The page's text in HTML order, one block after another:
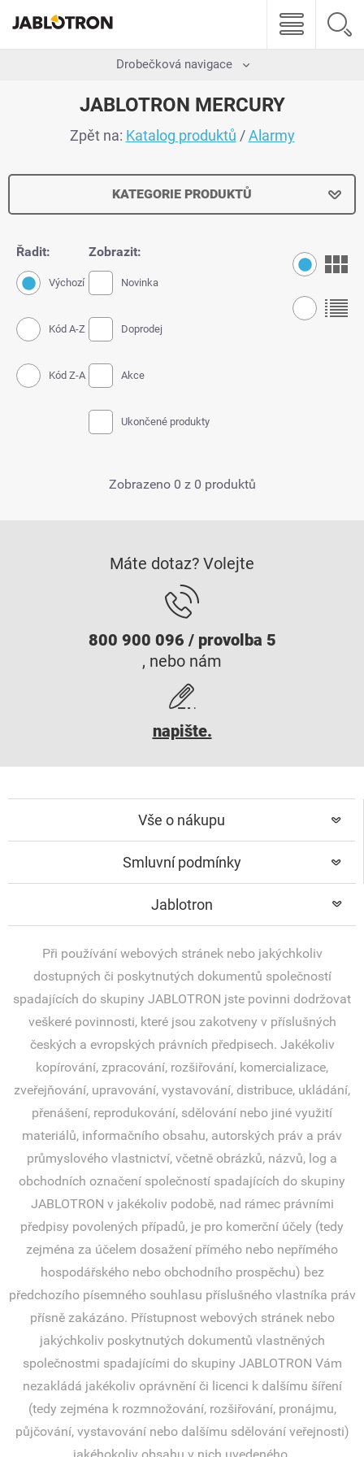
Drobečková navigace
JABLOTRON MERCURY
Zpět na: Katalog produktů /Alarmy
KATEGORIE PRODUKTŮ
Řadit:
Výchozí
Kód A-Z
Kód Z-A
Zobrazit:
Novinka
Doprodej
Akce
Ukončené produkty
Zobrazeno 0 z 0 produktů
Máte dotaz? Volejte
800 900 096 / provolba 5
, nebo nám
napište.
Vše o nákupu
Smluvní podmínky
Jablotron
Při používání webových stránek nebo jakýchkoliv
dostupných či poskytnutých dokumentů společností
spadajících do skupiny JABLOTRON jste povinni dodržovat
veškeré povinnosti, které jsou zakotveny v příslušných
českých a evropských právních předpisech. Jakékoliv
kopírování, zpracování, rozšiřování, komercializace,
zveřejňování, upravování, vystavování, distribuce, ukládání,
přenášení, reprodukování, sdělování nebo jiné využití
materiálů, informačního obsahu, autorských práv a práv
průmyslového vlastnictví, včetně obrázků, názvů, log a
obchodních označení společností spadajících do skupiny
JABLOTRON v jakékoliv podobě, nad rámec právními
předpisy povolených případů, je pro komerční účely (tedy
zejména za účelem dosažení přímého nebo nepřímého
hospodářského nebo obchodního prospěchu) bez
předchozího písemného souhlasu příslušného vlastníka práv
přísně zakázáno. Přístupnost webových stránek nebo
jakýchkoliv poskytnutých dokumentů vlastněných
společnostmi spadajícími do skupiny JABLOTRON Vám
nezakládá jakékoliv oprávnění či licenci k dalšímu šíření
(tedy zejména k rozmnožování, rozšiřování, pronájmu,
půjčování, vystavování nebo dalšímu sdělování veřejnosti)